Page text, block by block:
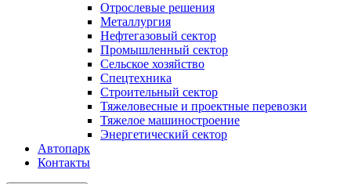
Отрослевые решения
Металлургия
Нефтегазовый сектор
Промышленный сектор
Сельское хозяйство
Спецтехника
Строительный сектор
Тяжеловесные и проектные перевозки
Тяжелое машиностроение
Энергетический сектор
Автопарк
Контакты